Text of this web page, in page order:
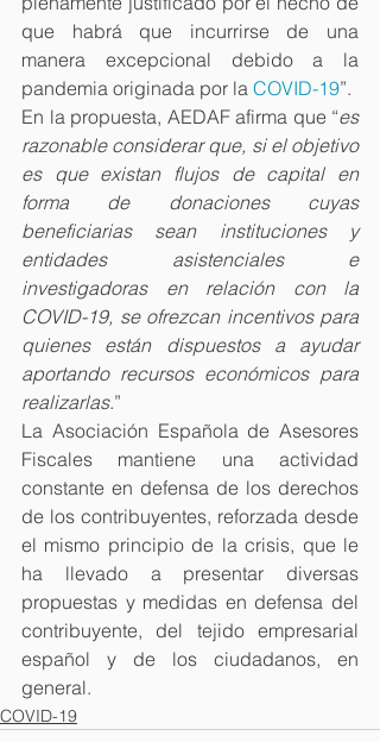
que habrá que incurrirse de una
manera excepcional debido a la
pandemia originada por la COVID-19”.
En la propuesta, AEDAF afirma que “es
razonable considerar que, si el objetivo
es que existan flujos de capital en
forma de donaciones cuyas
beneficiarias sean instituciones y
entidades asistenciales e
investigadoras en relación con la
COVID-19, se ofrezcan incentivos para
quienes están dispuestos a ayudar
aportando recursos económicos para
realizarlas.”
La Asociación Española de Asesores
Fiscales mantiene una actividad
constante en defensa de los derechos
de los contribuyentes, reforzada desde
el mismo principio de la crisis, que le
ha llevado a presentar diversas
propuestas y medidas en defensa del
contribuyente, del tejido empresarial
español y de los ciudadanos, en
general.
COVID-19